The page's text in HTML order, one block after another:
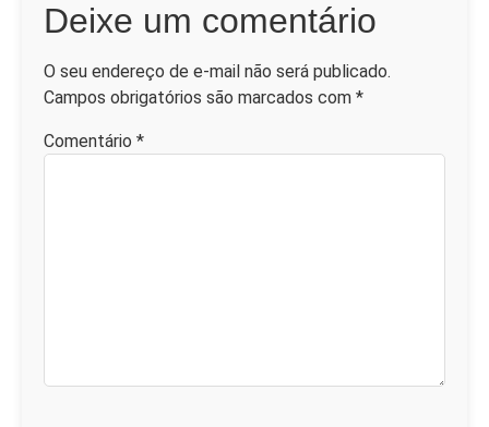
Deixe um comentário
O seu endereço de e-mail não será publicado.
Campos obrigatórios são marcados com *
Comentário *